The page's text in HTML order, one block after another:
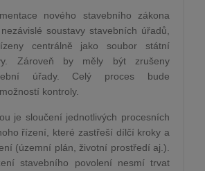
nového stavebního zákona
soustavy stavebních úřadů,
centrálně jako soubor státní
Zároveň by měly být zrušeny
úřady. Celý proces bude
kontroly.
je sloučení jednotlivých procesních
řízení, které zastřeší dílčí kroky a
(územní plán, životní prostředí aj.).
stavebního povolení nesmí trvat